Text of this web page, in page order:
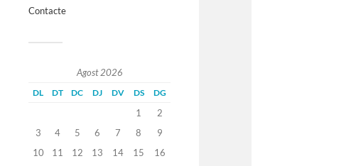
Contacte
Agost 2026
DL DT DC DJ DV DS DG
1
2
3
4 5 6 7 8
9
10
11 12 13 14 15
16